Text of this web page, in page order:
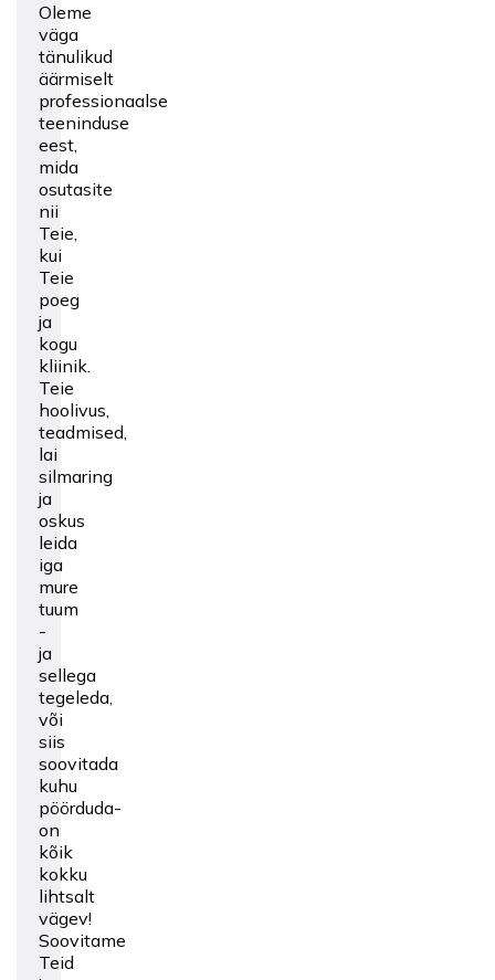
Oleme
väga
tänulikud
äärmiselt
professionaalse
teeninduse
eest,
mida
osutasite
nii
Teie,
kui
Teie
poeg
ja
kogu
kliinik.
Teie
hoolivus,
teadmised,
lai
silmaring
ja
oskus
leida
iga
mure
tuum
-
ja
sellega
tegeleda,
või
siis
soovitada
kuhu
pöörduda-
on
kõik
kokku
lihtsalt
vägev!
Soovitame
Teid